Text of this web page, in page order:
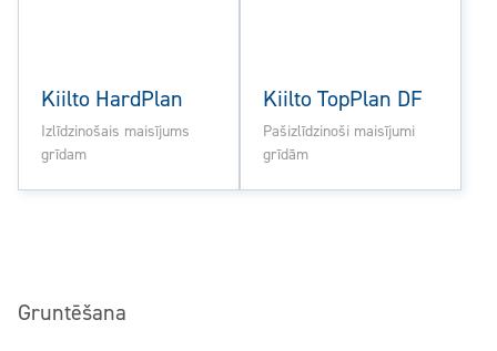
Kiilto HardPlan
Izlīdzinošais maisījums
grīdam
Kiilto TopPlan DF
Pašizlīdzinoši maisījumi
grīdām
Gruntēšana